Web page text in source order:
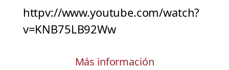
httpv://www.youtube.com/watch?
v=KNB75LB92Ww
Más información